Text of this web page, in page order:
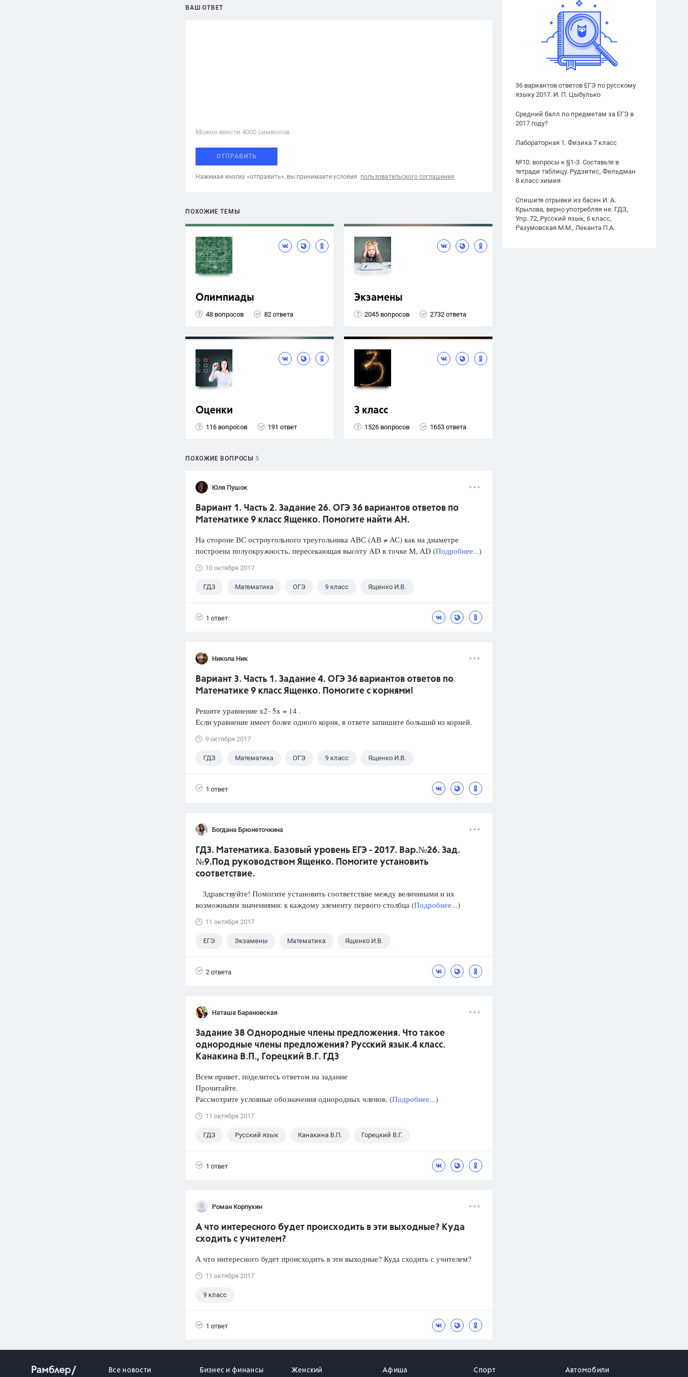
36 вариантов ответов ЕГЭ по русскому
языку 2017. И. П. Цыбулько
Средний балл по предметам за ЕГЭ в
2017 году?
Лабораторная 1. Физика 7 класс
№10. вопросы к §1-3. Составьте в
тетради таблицу. Рудзитис, Фельдман
8 класс химия
Спишите отрывки из басен И. А.
Крылова, верно употребляя не. ГДЗ,
Упр. 72, Русский язык, 6 класс,
Разумовская М.М., Леканта П.А.
ВАШ ОТВЕТ
Можно ввести 4000 cимволов
ОТПРАВИТЬ
Нажимая кнопку «отправить», вы принимаете условия пользовательского соглашения
ПОХОЖИЕ ТЕМЫ
Олимпиады
48 вопросов 82 ответа
Экзамены
2045 вопросов 2732 ответа
Оценки
116 вопросов 191 ответ
3 класс
1526 вопросов 1653 ответа
ПОХОЖИЕ ВОПРОСЫ 5
Юля Пушок
Вариант 1. Часть 2. Задание 26. ОГЭ 36 вариантов ответов по
Математике 9 класс Ященко. Помогите найти АН.
На стороне ВС остроугольного треугольника АВС (АВ ≠ АС) как на диаметре
построена полуокружность, пересекающая высоту АD в точке М, АD (Подробнее...)
10 октября 2017
ГДЗ Математика ОГЭ 9 класс Ященко И.В.
1 ответ
Никола Ник
Вариант 3. Часть 1. Задание 4. ОГЭ 36 вариантов ответов по
Математике 9 класс Ященко. Помогите с корнями!
Решите уравнение х2- 5х = 14 .
Если уравнение имеет более одного корня, в ответе запишите больший из корней.
9 октября 2017
ГДЗ Математика ОГЭ 9 класс Ященко И.В.
1 ответ
Богдана Брюнеточкина
ГДЗ. Математика. Базовый уровень ЕГЭ - 2017. Вар.№26. Зад.
№9.Под руководством Ященко. Помогите установить
соответствие.
Здравствуйте! Помогите установить соответствие между величинами и их
возможными значениями: к каждому элементу первого столбца (Подробнее...)
11 октября 2017
ЕГЭ Экзамены Математика Ященко И.В.
2 ответа
Наташа Барановская
Задание 38 Однородные члены предложения. Что такое
однородные члены предложения? Русский язык.4 класс.
Канакина В.П., Горецкий В.Г. ГДЗ
Всем привет, поделитесь ответом на задание
Прочитайте.
Рассмотрите условные обозначения однородных членов. (Подробнее...)
11 октября 2017
ГДЗ Русский язык Канакина В.П. Горецкий В.Г.
1 ответ
Роман Корпухин
А что интересного будет происходить в эти выходные? Куда
сходить с учителем?
А что интересного будет происходить в эти выходные? Куда сходить с учителем?
11 октября 2017
9 класс
1 ответ
Все новости Бизнес и финансы Женский Афиша Спорт Автомобили